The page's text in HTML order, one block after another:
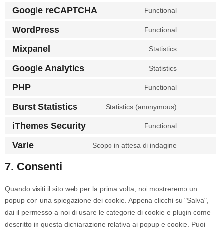
Google reCAPTCHA Functional
WordPress Functional
Mixpanel Statistics
Google Analytics Statistics
PHP Functional
Burst Statistics Statistics (anonymous)
iThemes Security Functional
Varie Scopo in attesa di indagine
7. Consenti
Quando visiti il sito web per la prima volta, noi mostreremo un
popup con una spiegazione dei cookie. Appena clicchi su "Salva",
dai il permesso a noi di usare le categorie di cookie e plugin come
descritto in questa dichiarazione relativa ai popup e cookie. Puoi